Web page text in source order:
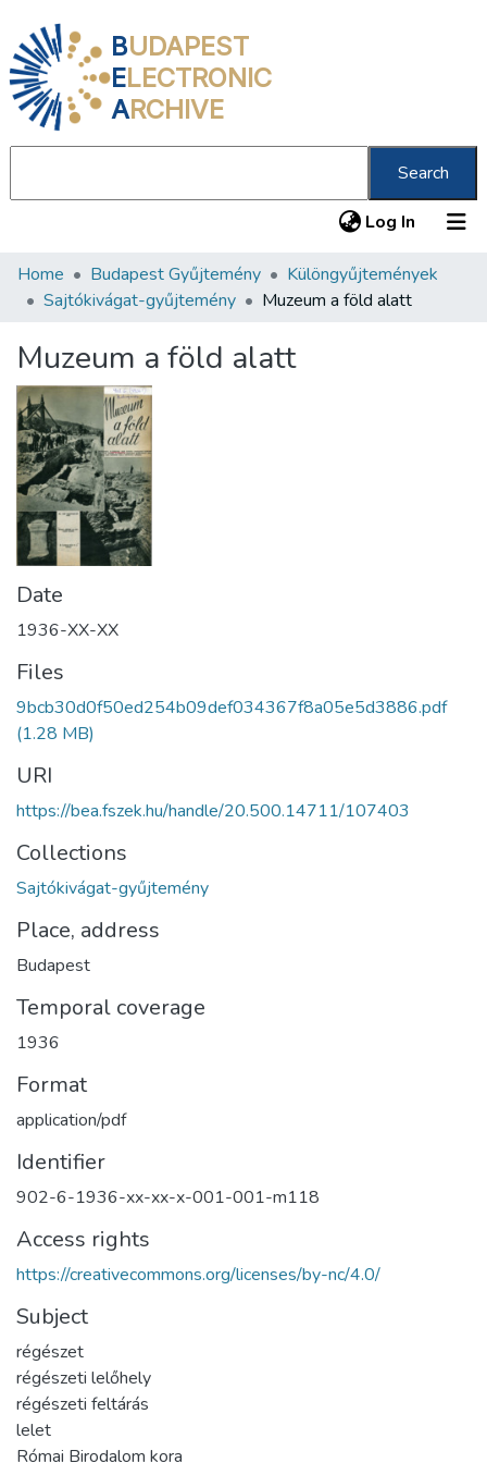
BUDAPEST
ELECTRONIC
ARCHIVE
Search
Log In (current)
Communities & Collections
Statistics
About us
Home Budapest Gyűjtemény
Különgyűjtemények
Sajtókivágat-gyűjtemény
Muzeum a föld alatt
Muzeum a föld alatt
Date
1936-XX-XX
Files
9bcb30d0f50ed254b09def034367f8a05e5d3886.pdf
(1.28 MB)
URI
https://bea.fszek.hu/handle/20.500.14711/107403
Collections
Sajtókivágat-gyűjtemény
Place, address
Budapest
Temporal coverage
1936
Format
application/pdf
Identifier
902-6-1936-xx-xx-x-001-001-m118
Access rights
https://creativecommons.org/licenses/by-nc/4.0/
Subject
régészet
régészeti lelőhely
régészeti feltárás
lelet
Római Birodalom kora